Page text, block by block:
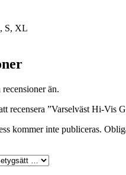
S, XL
än.
recensera ”Varselväst Hi-Vis
kommer inte publiceras.